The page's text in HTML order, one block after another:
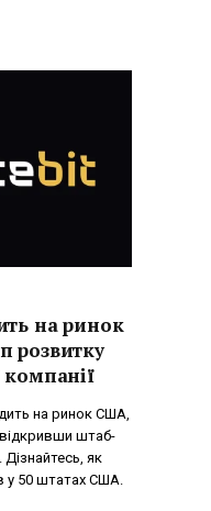
на ринок
розвитку
компанії
на ринок США,
відкривши штаб-
як
у 50 штатах США.